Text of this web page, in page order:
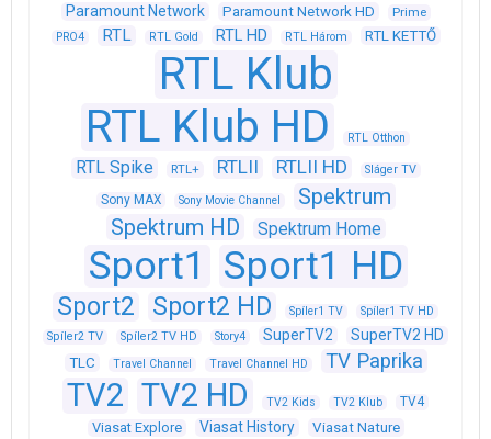
Paramount Network Paramount Network HD Prime
PRO4 RTL RTL Gold RTL HD RTL Három RTL KETTŐ
RTL Klub
RTL Klub HD
RTL Otthon
RTL Spike RTL+ RTLII RTLII HD Sláger TV
Sony MAX Sony Movie Channel
Spektrum
Spektrum HD
Spektrum Home
Sport1 Sport1 HD
Sport2 Sport2 HD Spíler1 TV
Spíler1 TV HD
Spíler2 TV
Spíler2 TV HD Story4 SuperTV2 SuperTV2 HD
TLC Travel Channel Travel Channel HD TV Paprika
TV2 TV2 HD TV2 Kids TV2 Klub TV4
Viasat Explore Viasat History Viasat Nature